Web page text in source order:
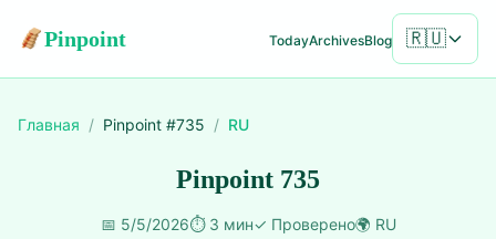
Pinpoint TodayArchivesBlog 🇷🇺
Главная / Pinpoint #735 / RU
Pinpoint 735
📅 5/5/2026⏱️ 3 мин✓ Проверено🌍 RU